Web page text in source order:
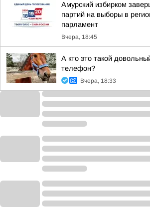
Амурский избирком
партий на выборы в
парламент
Вчера, 18:45
А кто это такой
телефон?
Вчера, 18:33